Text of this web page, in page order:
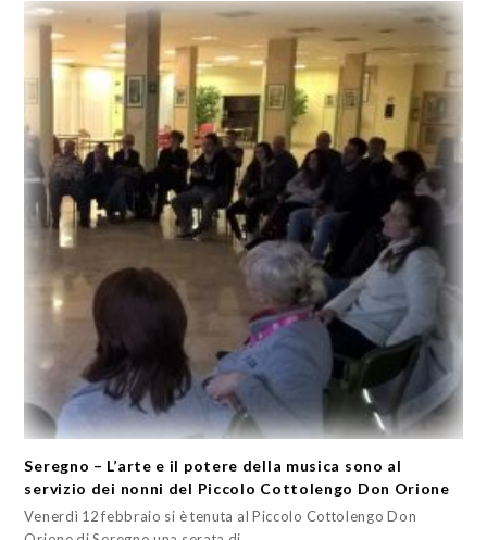
Seregno – L’arte e il potere della musica sono al
servizio dei nonni del Piccolo Cottolengo Don Orione
Venerdì 12 febbraio si è tenuta al Piccolo Cottolengo Don